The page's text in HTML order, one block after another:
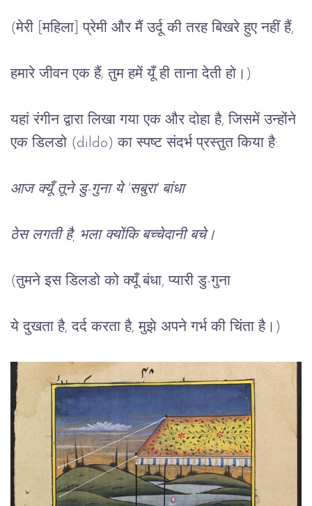
(मेरी [महिला ] प्रेमी और मैं उर्दू की तरह बिखरे हुए नहीं हैं,
हमारे जीवन एक हैं; तुम हमें यूँ ही ताना देती हो। )
यहां रंगीन द्वारा लिखा गया एक और दोहा है, जिसमें उन्होंने
एक डिलडो (dildo) का स्पष्ट संदर्भ प्रस्तुत किया है:
आज क्यूँ तूने डु-गुना ये 'सबुरा' बांधा
ठेस लगती है, भला क्योंकि बच्चेदानी बचे।
(तुमने इस डिलडो को क्यूँ बंधा, प्यारी डु-गुना
ये दुखता है, दर्द करता है, मुझे अपने गर्भ की चिंता है। )